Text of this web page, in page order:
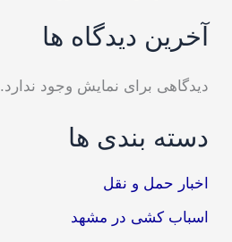
آخرین دیدگاه ها
دیدگاهی برای نمایش وجود ندارد.
دسته بندی ها
اخبار حمل و نقل
اسباب کشی در مشهد